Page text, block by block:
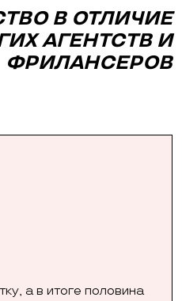
В ОТЛИЧИЕ
АГЕНТСТВ И
ФРИЛАНСЕРОВ
а в итоге половина